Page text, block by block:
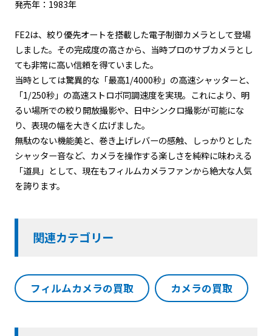
発売年：1983年
FE2は、絞り優先オートを搭載した電子制御カメラとして登場
しました。その完成度の高さから、当時プロのサブカメラとし
ても非常に高い信頼を得ていました。
当時としては驚異的な「最高1/4000秒」の高速シャッターと、
「1/250秒」の高速ストロボ同調速度を実現。これにより、明
るい場所での絞り開放撮影や、日中シンクロ撮影が可能にな
り、表現の幅を大きく広げました。
無駄のない機能美と、巻き上げレバーの感触、しっかりとした
シャッター音など、カメラを操作する楽しさを純粋に味わえる
「道具」として、現在もフィルムカメラファンから絶大な人気
を誇ります。
関連カテゴリー
フィルムカメラの買取 カメラの買取